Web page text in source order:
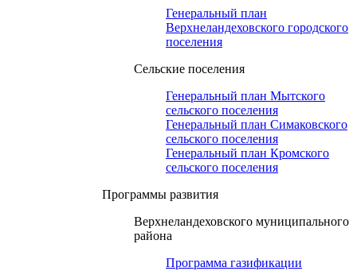
Генеральный план
Верхнеландеховского городского
поселения
Сельские поселения
Генеральный план Мытского
сельского поселения
Генеральный план Симаковского
сельского поселения
Генеральный план Кромского
сельского поселения
Программы развития
Верхнеландеховского муниципального
района
Программа газификации